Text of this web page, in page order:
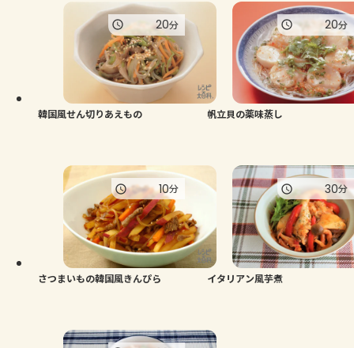
韓国風せん切りあえもの
20分
帆立貝の薬味蒸し
20分
さつまいもの韓国風きんぴら
10分
イタリアン風芋煮
30分